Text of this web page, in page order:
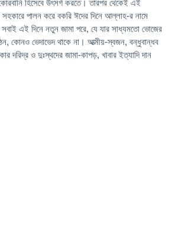
হিসেবে উৎসর্গ করতে। তারপর থেকেই এই
পালন করে বকরি ঈদের দিনে আল্লাহ-র নামে
এই দিনে নতুন জামা পরে, যে যার সাধ্যমতো ভোজের
কোনও ভেদাভেদ থাকে না। আত্মীয়-স্বজন, বন্ধুবান্ধব
দরিদ্র ও দুঃস্থদের জামা-কাপড়, খাবার ইত্যাদি দান